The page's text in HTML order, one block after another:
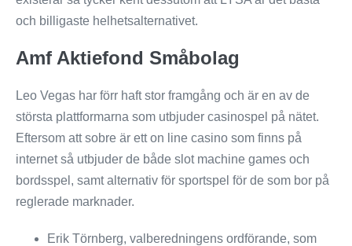
och billigaste helhetsalternativet.
Amf Aktiefond Småbolag
Leo Vegas har förr haft stor framgång och är en av de
största plattformarna som utbjuder casinospel på nätet.
Eftersom att sobre är ett on line casino som finns på
internet så utbjuder de både slot machine games och
bordsspel, samt alternativ för sportspel för de som bor på
reglerade marknader.
Erik Törnberg, valberedningens ordförande, som